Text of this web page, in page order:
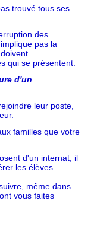
trouvé tous ses
des
pas la
qui se présentent.
d'un
leur poste,
familles que votre
d'un internat, il
les élèves.
même dans
vous faites